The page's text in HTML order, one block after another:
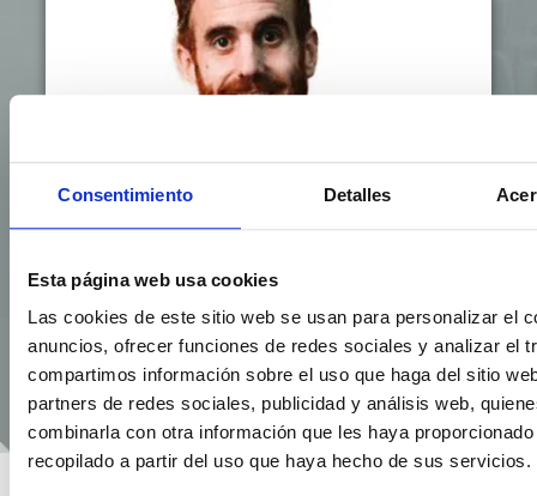
Consentimiento Detalles
Esta página web usa cookies
Las cookies de este sitio web se usan para personalizar el
anuncios, ofrecer funciones de redes sociales y analizar el
compartimos información sobre el uso que haga del sitio
partners de redes sociales, publicidad y análisis web,
combinarla con otra información que les haya
recopilado a partir del uso que haya hecho de sus servicios.